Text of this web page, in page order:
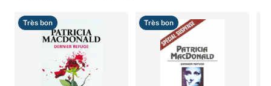
Très bon Très bon